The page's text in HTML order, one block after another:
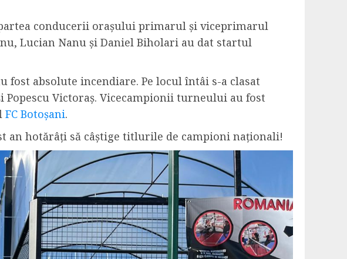
conducerii orașului primarul și viceprimarul
Lucian Nanu și Daniel Biholari au dat startul
absolute incendiare. Pe locul întâi s-a clasat
Victoraș. Vicecampionii turneului au fost
FC Botoșani.
an hotărâți să câștige titlurile de campioni naționali!